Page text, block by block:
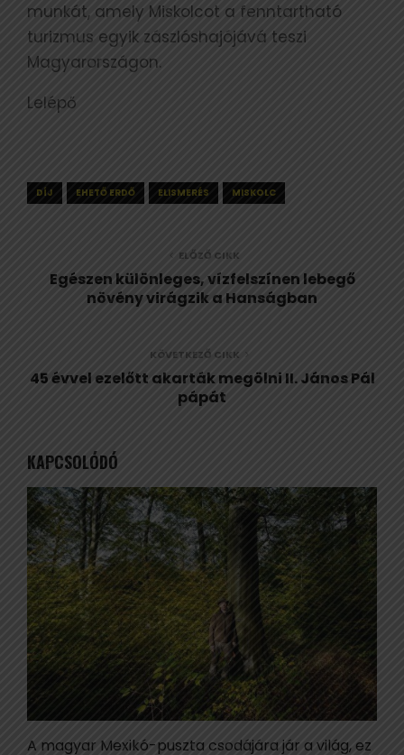
munkát, amely Miskolcot a fenntartható
turizmus egyik zászlóshajójává teszi
Magyarországon.
Lelépő
DÍJ EHETŐ ERDŐ ELISMERÉS MISKOLC
ELŐZŐ CIKK
Egészen különleges, vízfelszínen lebegő
növény virágzik a Hanságban
KÖVETKEZŐ CIKK
45 évvel ezelőtt akarták megölni II. János Pál
pápát
KAPCSOLÓDÓ
A magyar Mexikó-puszta csodájára jár a világ, ez